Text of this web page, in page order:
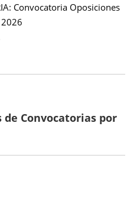
Convocatoria Oposiciones
de Convocatorias por